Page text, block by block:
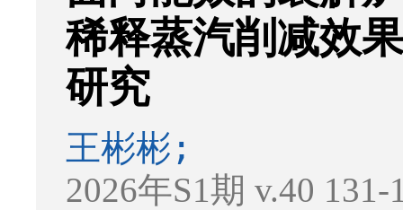
稀释蒸汽削减效
研究
王彬彬;
2026年S1期 v.40